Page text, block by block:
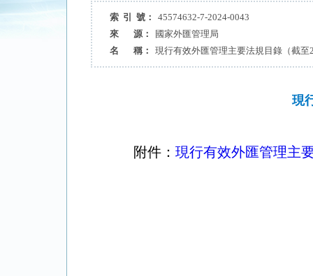
索 引 號：
45574632-7-2024-0043
來 源：
國家外匯管理局
名 稱：
現行有效外匯管理主要法規目錄（截至
現
附件： 現行有效外匯管理主